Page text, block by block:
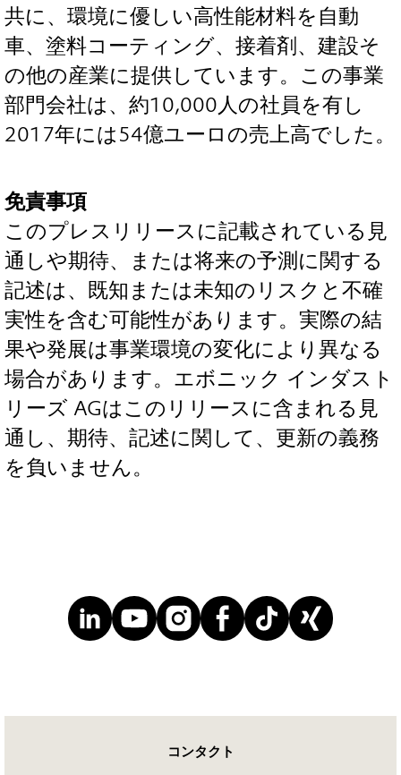
共に、環境に優しい高性能材料を自動
車、塗料コーティング、接着剤、建設そ
の他の産業に提供しています。この事業
部門会社は、約10,000人の社員を有し
2017年には54億ユーロの売上高でした。
免責事項
このプレスリリースに記載されている見
通しや期待、または将来の予測に関する
記述は、既知または未知のリスクと不確
実性を含む可能性があります。実際の結
果や発展は事業環境の変化により異なる
場合があります。エボニック インダスト
リーズ AGはこのリリースに含まれる見
通し、期待、記述に関して、更新の義務
を負いません。
コンタクト